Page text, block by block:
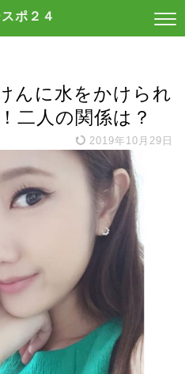
ポ２４
んに水をかけられ
二人の関係は？
2019年10月29日